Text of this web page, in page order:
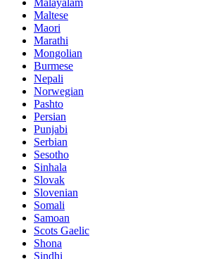
Maltese
Maori
Marathi
Mongolian
Burmese
Nepali
Norwegian
Pashto
Persian
Punjabi
Serbian
Sesotho
Sinhala
Slovak
Slovenian
Somali
Samoan
Scots Gaelic
Shona
Sindhi